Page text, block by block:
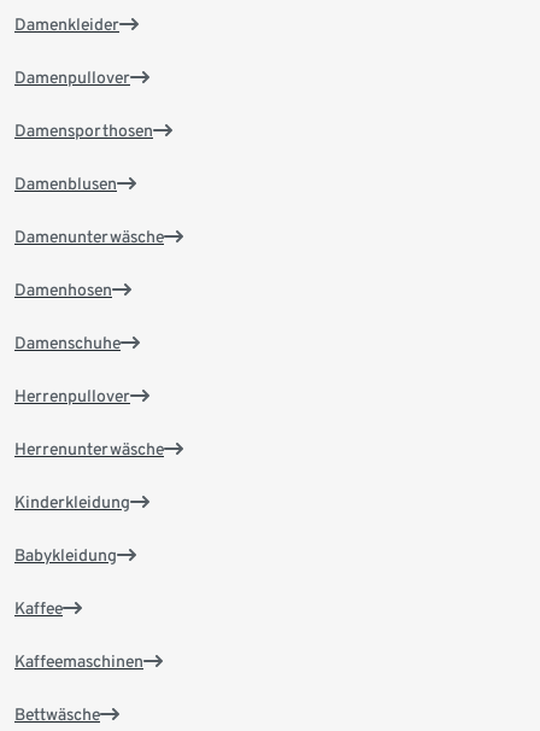
Damenkleider
Damenpullover
Damensporthosen
Damenblusen
Damenunterwäsche
Damenhosen
Damenschuhe
Herrenpullover
Herrenunterwäsche
Kinderkleidung
Babykleidung
Kaffee
Kaffeemaschinen
Bettwäsche